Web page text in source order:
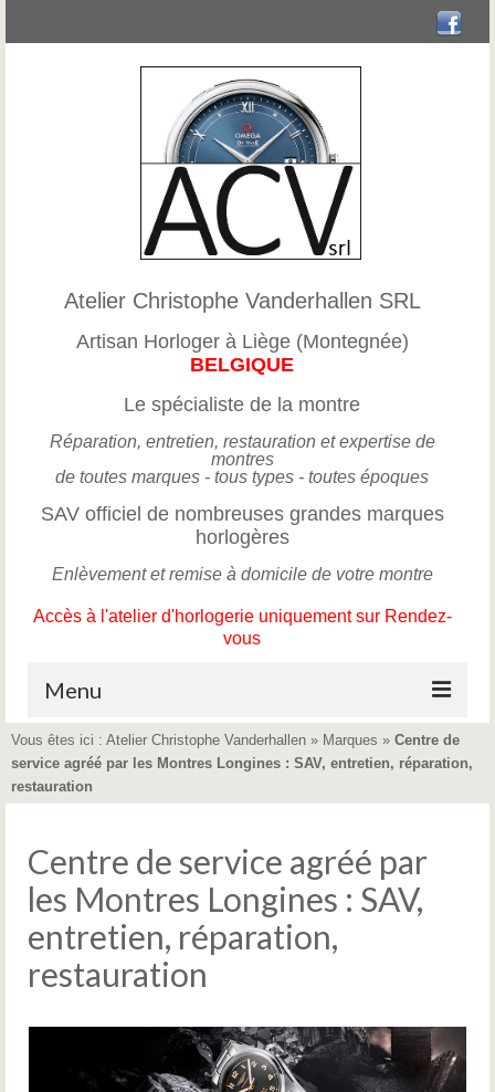
Atelier Christophe Vanderhallen SRL
Artisan Horloger à Liège (Montegnée)
BELGIQUE
Le spécialiste de la montre
Réparation, entretien, restauration et expertise de
montres
de toutes marques - tous types - toutes époques
SAV officiel de nombreuses grandes marques
horlogères
Enlèvement et remise à domicile de votre montre
Accès à l'atelier d'horlogerie uniquement sur Rendez-
vous
Menu
Accueil
Service après-vente de montres
L’horloger
L’atelier
Contact
Devis
Vous êtes ici : Atelier Christophe Vanderhallen » Marques » Centre de
service agréé par les Montres Longines : SAV, entretien, réparation,
restauration
Centre de service agréé par
les Montres Longines : SAV,
entretien, réparation,
restauration